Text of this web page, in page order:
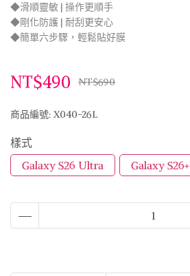
◆滑順靈敏 | 操作更順手
◆剛化防護 | 耐刮更安心
◆簡單六步驟，輕鬆貼好膜
NT$490 NT$690
商品編號: X040-26L
樣式
Galaxy S26 Ultra
Galaxy S26+